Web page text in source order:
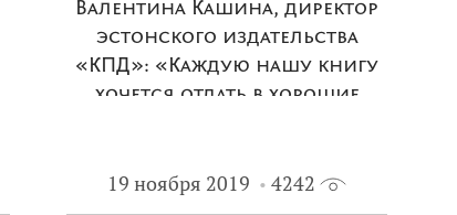
Валентина Кашина, директор
эстонского издательства
«КПД»: «Каждую нашу книгу
хочется отдать в хорошие
19 ноября 2019 4242